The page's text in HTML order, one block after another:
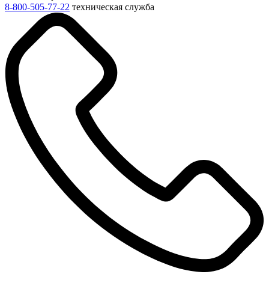
8-800-505-77-22 техническая служба